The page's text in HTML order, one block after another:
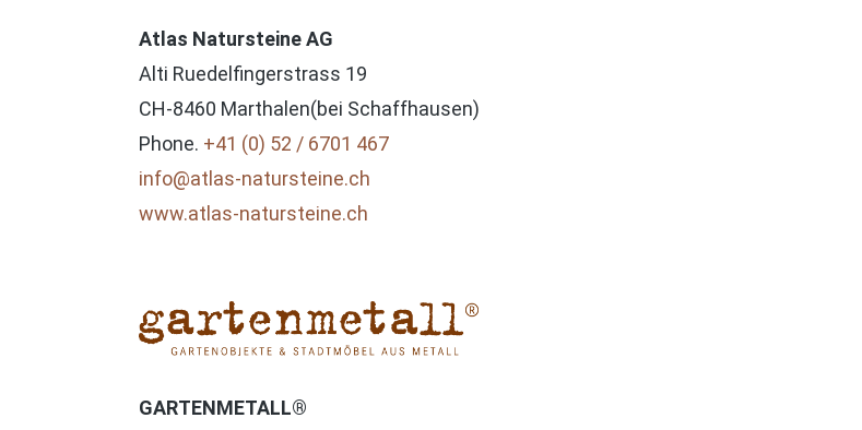
Atlas Natursteine AG
Alti Ruedelfingerstrass 19
CH-8460 Marthalen(bei Schaffhausen)
Phone. +41 (0) 52 / 6701 467
info@atlas-natursteine.ch
www.atlas-natursteine.ch
GARTENMETALL®